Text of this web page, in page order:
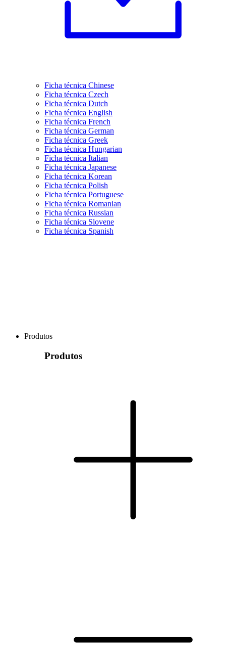
Ficha técnica Chinese
Ficha técnica Czech
Ficha técnica Dutch
Ficha técnica English
Ficha técnica French
Ficha técnica German
Ficha técnica Greek
Ficha técnica Hungarian
Ficha técnica Italian
Ficha técnica Japanese
Ficha técnica Korean
Ficha técnica Polish
Ficha técnica Portuguese
Ficha técnica Romanian
Ficha técnica Russian
Ficha técnica Slovene
Ficha técnica Spanish
Produtos
Produtos